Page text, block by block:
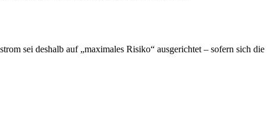
sei deshalb auf „maximales Risiko“ ausgerichtet – sofern sich die